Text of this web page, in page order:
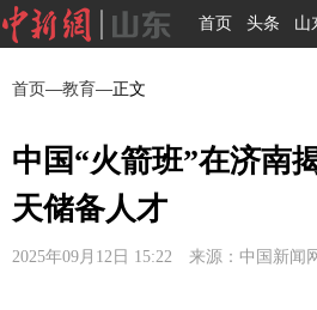
首页 头条 山
首页—教育—正文
中国“火箭班”在济南
天储备人才
2025年09月12日 15:22 来源：中国新闻